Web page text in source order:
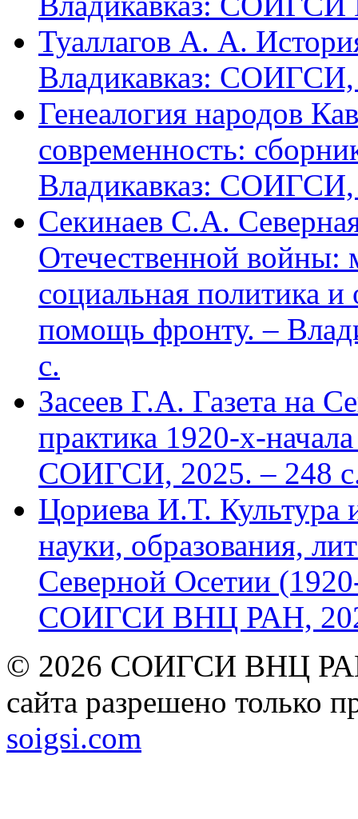
Туаллагов А. А.
Владикавказ: СОИГСИ,
Генеалогия народов
современность:
Владикавказ: СОИГСИ,
Секинаев С.А.
Отечественной войны:
социальная политика
помощь фронту. –
с.
Засеев Г.А. Газета на
практика 1920-х-
СОИГСИ, 2025. – 248
Цориева И.Т. Культура
науки, образования,
Северной Осетии
СОИГСИ ВНЦ РАН,
© 2026 СОИГСИ ВНЦ РАН
сайта разрешено только
soigsi.com